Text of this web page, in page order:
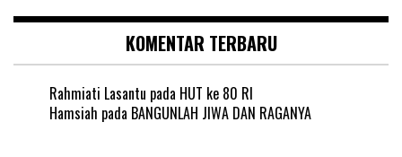
KOMENTAR TERBARU
Rahmiati Lasantu pada HUT ke 80 RI
Hamsiah pada BANGUNLAH JIWA DAN RAGANYA